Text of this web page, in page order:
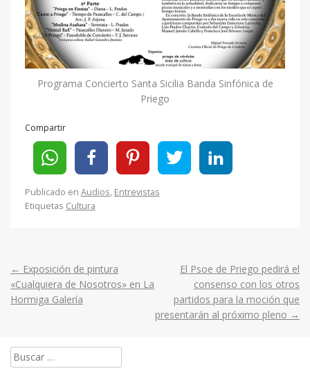
Programa Concierto Santa Sicilia Banda Sinfónica de
Priego
Compartir
Publicado en Audios, Entrevistas
Etiquetas Cultura
Post
navigation
← Exposición de pintura
«Cualquiera de Nosotros» en La
Hormiga Galería
El Psoe de Priego pedirá el
consenso con los otros
partidos para la moción que
presentarán al próximo pleno →
Buscar: